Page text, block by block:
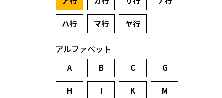
ハ行 マ行 ヤ行
アルファベット
A B C G
H I K M